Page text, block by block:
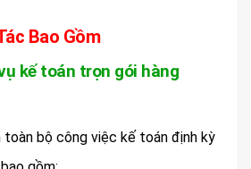
Bao Gồm
kế toán trọn gói hàng
toàn bộ công việc kế toán định kỳ